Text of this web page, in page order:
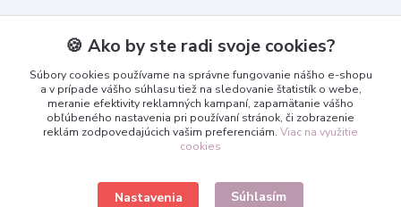
+421 950 365 567
info@3dcko.sk
🍪 Ako by ste radi svoje cookies?
Súbory cookies používame na správne fungovanie nášho e-shopu
a v prípade vášho súhlasu tiež na sledovanie štatistík o webe,
meranie efektivity reklamných kampaní, zapamätanie vášho
obľúbeného nastavenia pri používaní stránok, či zobrazenie
reklám zodpovedajúcich vašim preferenciám. Viac na využitie
cookies
Nastavenia Súhlasím